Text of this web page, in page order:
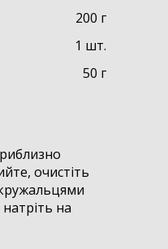
200 г
1 шт.
50 г
очистіть
на